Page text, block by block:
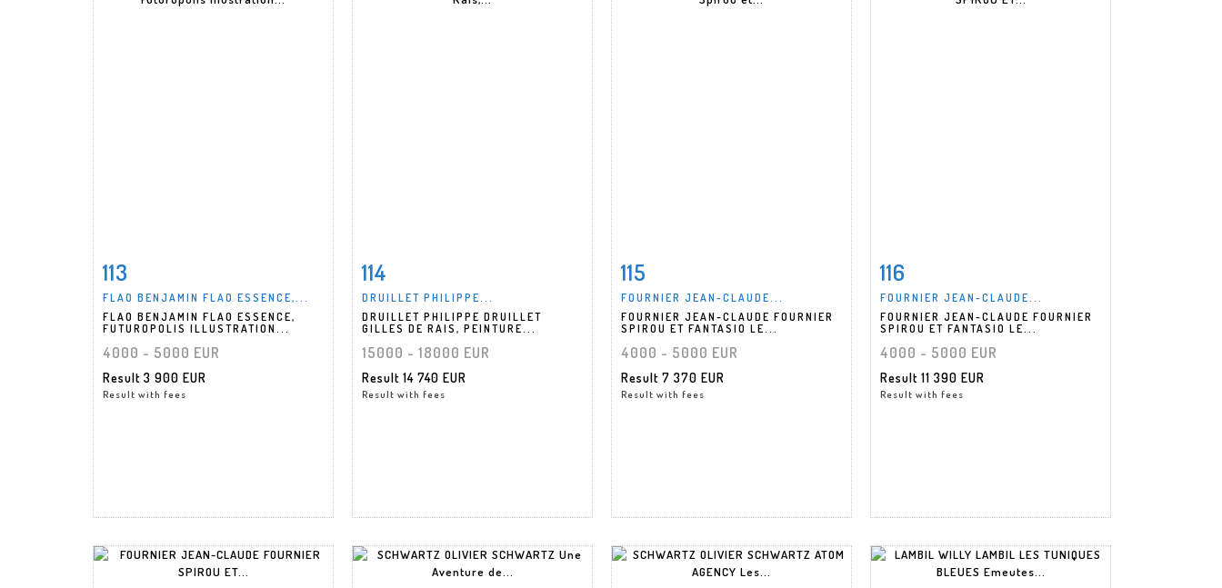
113
FLAO BENJAMIN FLAO ESSENCE,...
FLAO BENJAMIN FLAO ESSENCE,
FUTUROPOLIS ILLUSTRATION...
4000 - 5000 EUR
Result 3 900 EUR
Result with fees
114
DRUILLET PHILIPPE...
DRUILLET PHILIPPE DRUILLET
GILLES DE RAIS, PEINTURE...
15000 - 18000 EUR
Result 14 740 EUR
Result with fees
115
FOURNIER JEAN-CLAUDE...
FOURNIER JEAN-CLAUDE FOURNIER
SPIROU ET FANTASIO LE...
4000 - 5000 EUR
Result 7 370 EUR
Result with fees
116
FOURNIER JEAN-CLAUDE...
FOURNIER JEAN-CLAUDE FOURNIER
SPIROU ET FANTASIO LE...
4000 - 5000 EUR
Result 11 390 EUR
Result with fees